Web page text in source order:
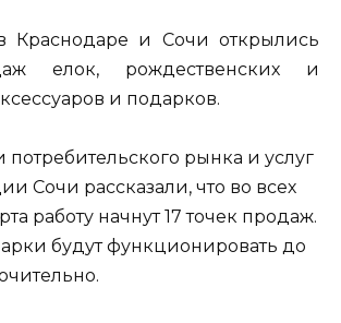
Краснодаре и Сочи открылись
елок, рождественских и
и подарков.
рынка и услуг
Сочи рассказали, что во всех
работу начнут 17 точек продаж.
будут функционировать до